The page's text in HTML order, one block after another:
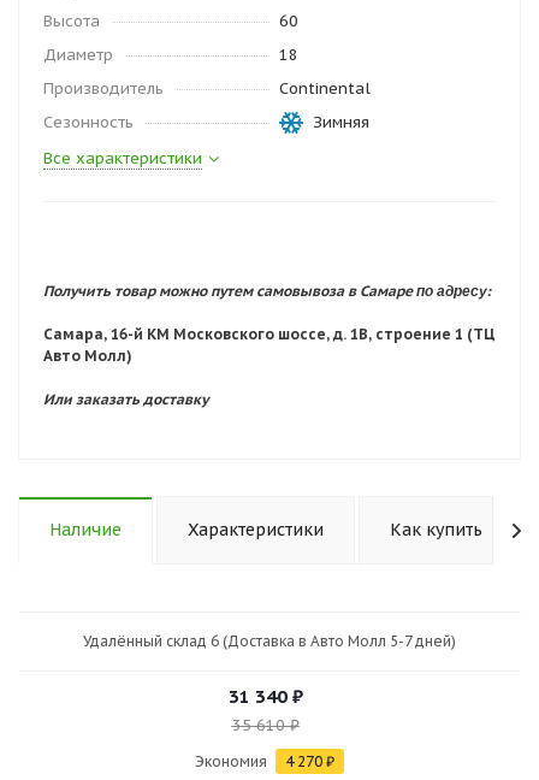
Высота
60
Диаметр
18
Производитель
Continental
Сезонность
Зимняя
Все характеристики
Получить товар можно путем самовывоза в Самарепо адресу:
Самара, 16-й КМ Московского шоссе, д. 1В, строение 1 (ТЦ
Авто Молл)
Или заказать доставку
Наличие Характеристики Как купить
Удалённый склад 6 (Доставка в Авто Молл 5-7 дней)
31 340₽
35 610₽
Экономия 4 270 ₽